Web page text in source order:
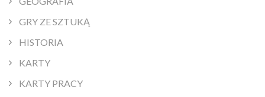
GRY ZE SZTUKĄ
HISTORIA
KARTY
KARTY PRACY